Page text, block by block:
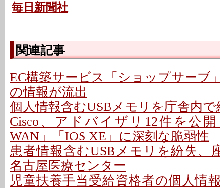
毎日新聞社
関連記事
EC構築サービス「ショップサーブ
の情報が流出
個人情報含むUSBメモリを庁舎内で
Cisco、アドバイザリ12件を公開
WAN」「IOS XE」に深刻な脆弱性
患者情報含むUSBメモリを紛失、
名古屋医療センター
児童扶養手当受給資格者の個人情